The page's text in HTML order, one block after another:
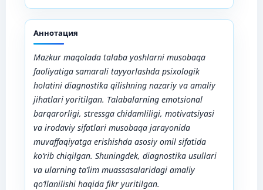
Аннотация
Mazkur maqolada talaba yoshlarni musobaqa
faoliyatiga samarali tayyorlashda psixologik
holatini diagnostika qilishning nazariy va amaliy
jihatlari yoritilgan. Talabalarning emotsional
barqarorligi, stressga chidamliligi, motivatsiyasi
va irodaviy sifatlari musobaqa jarayonida
muvaffaqiyatga erishishda asosiy omil sifatida
ko‘rib chiqilgan. Shuningdek, diagnostika usullari
va ularning ta’lim muassasalaridagi amaliy
qo‘llanilishi haqida fikr yuritilgan.